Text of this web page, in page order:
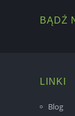
BĄDŹ
LINKI
Blog